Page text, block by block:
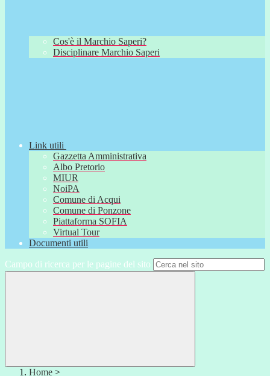
Cos'è il Marchio Saperi?
Disciplinare Marchio Saperi
Link utili
Gazzetta Amministrativa
Albo Pretorio
MIUR
NoiPA
Comune di Acqui
Comune di Ponzone
Piattaforma SOFIA
Virtual Tour
Documenti utili
Campo di ricerca per le pagine del sito
Home >